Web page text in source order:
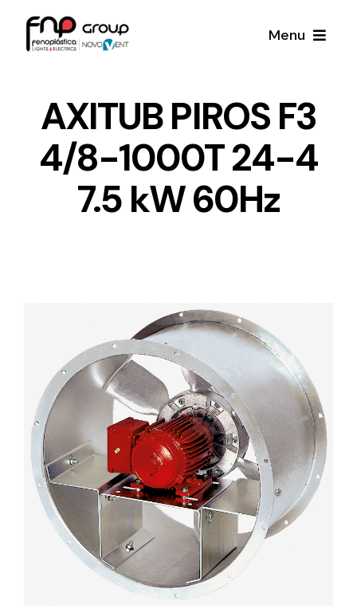
Menu
Lighting and Electrical
Equipment
Complete solutions in lighting and electrical
material for each project and need
Noticias
Proyectos
AXITUB PIROS F3
4/8-1000T 24-4
7.5 kW 60Hz